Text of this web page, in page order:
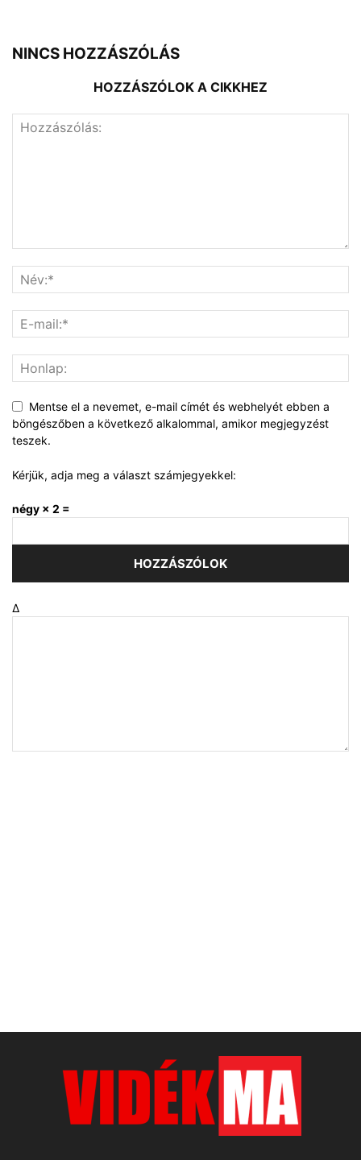
NINCS HOZZÁSZÓLÁS
HOZZÁSZÓLOK A CIKKHEZ
Mentse el a nevemet, e-mail címét és webhelyét ebben a
böngészőben a következő alkalommal, amikor megjegyzést
teszek.
Kérjük, adja meg a választ számjegyekkel:
négy × 2 =
Δ